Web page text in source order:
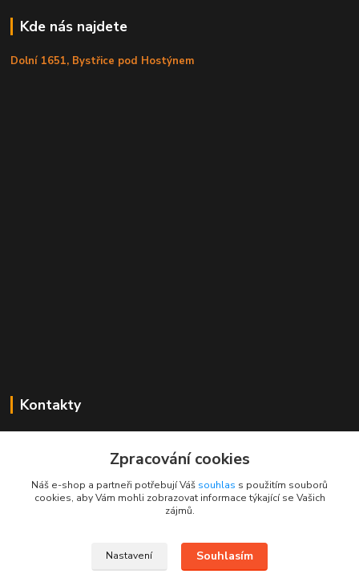
Kde nás najdete
Dolní 1651, Bystřice pod Hostýnem
Kontakty
+420 725 613 837
info@rajklubicek.cz
Zpracování cookies
Náš e-shop a partneři potřebují Váš souhlas s použitím souborů
cookies, aby Vám mohli zobrazovat informace týkající se Vašich
zájmů.
Nastavení Souhlasím